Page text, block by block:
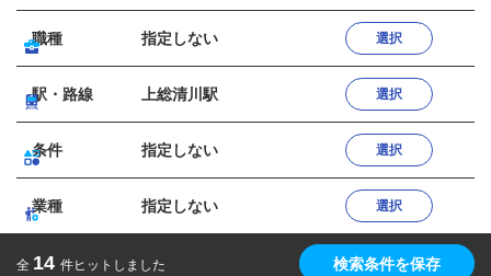
職種 指定しない 選択
駅・路線 上総清川駅 選択
条件 指定しない 選択
業種 指定しない 選択
全 14 件ヒットしました 検索条件を保存